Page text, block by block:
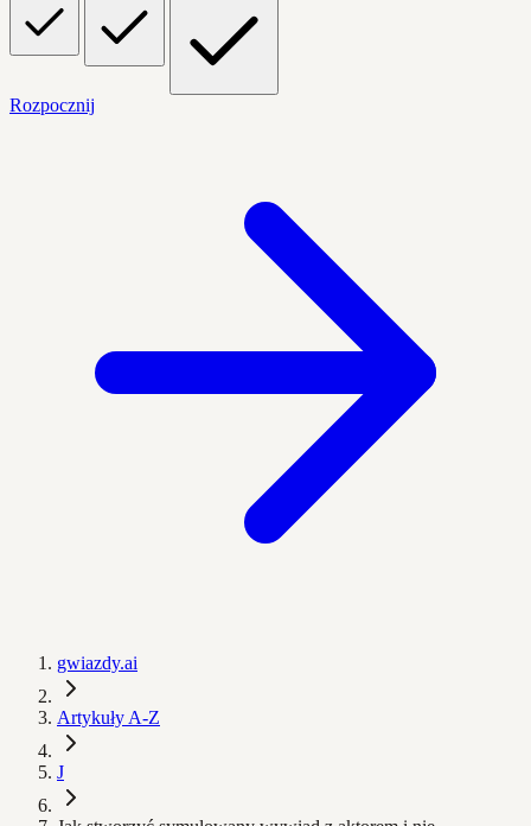
Rozpocznij
gwiazdy.ai
Artykuły A-Z
J